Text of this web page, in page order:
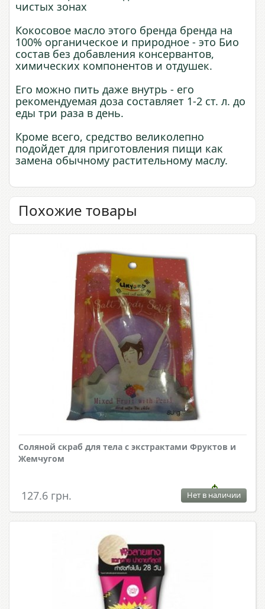
чистых зонах
Кокосовое масло этого бренда бренда на
100% органическое и природное - это Био
состав без добавления консервантов,
химических компонентов и отдушек.
Его можно пить даже внутрь - его
рекомендуемая доза составляет 1-2 ст. л. до
еды три раза в день.
Кроме всего, средство великолепно
подойдет для приготовления пищи как
замена обычному растительному маслу.
Похожие товары
Соляной скраб для тела с экстрактами Фруктов и
Жемчугом
127.6 грн. Нет в наличии